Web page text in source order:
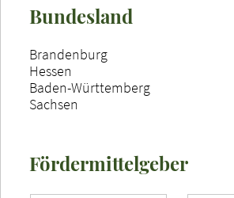
Bundesland
Brandenburg
Hessen
Baden-Württemberg
Sachsen
Fördermittelgeber